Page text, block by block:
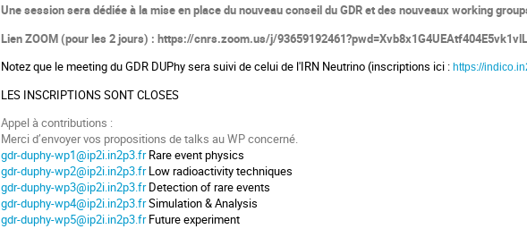
Une session sera dédiée à la mise en place du nouveau conseil du GDR et des nouveaux working
Lien ZOOM (pour les 2 jours) : https://cnrs.zoom.us/j/
Notez que le meeting du GDR DUPhy sera suivi de celui de l'IRN Neutrino (inscriptions ici :https://
LES INSCRIPTIONS SONT CLOSES
Appel à contributions :
Merci d’envoyer vos propositions de talks au WP concerné.
gdr-duphy-wp1@ip2i.in2p3.frRare event physics
gdr-duphy-wp2@ip2i.in2p3.frLow radioactivity techniques
gdr-duphy-wp3@ip2i.in2p3.frDetection of rare events
gdr-duphy-wp4@ip2i.in2p3.frSimulation & Analysis
gdr-duphy-wp5@ip2i.in2p3.frFuture experiment